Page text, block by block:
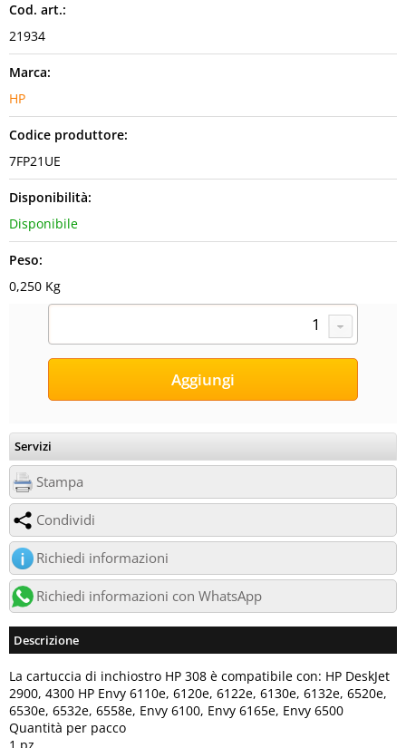
Cod. art.:
21934
Marca:
HP
Codice produttore:
7FP21UE
Disponibilità:
Disponibile
Peso:
0,250 Kg
Servizi
Stampa
Condividi
Richiedi informazioni
Richiedi informazioni con WhatsApp
Descrizione
La cartuccia di inchiostro HP 308 è compatibile con: HP DeskJet
2900, 4300 HP Envy 6110e, 6120e, 6122e, 6130e, 6132e, 6520e,
6530e, 6532e, 6558e, Envy 6100, Envy 6165e, Envy 6500
Quantità per pacco